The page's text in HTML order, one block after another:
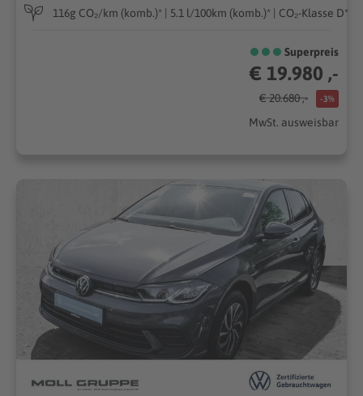
116g CO₂/km (komb.)* | 5.1 l/100km (komb.)* | CO₂-Klasse D*
Superpreis
€ 19.980 ,-
€ 20.680 ,- -3%
MwSt. ausweisbar